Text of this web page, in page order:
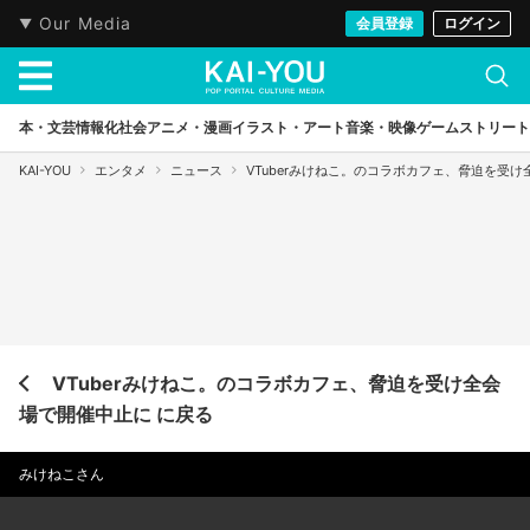
Our Media 会員登録 ログイン
本・文芸情報化社会アニメ・漫画イラスト・アート音楽・映像ゲームストリート
KAI-YOU エンタメ ニュース VTuberみけねこ。のコラボカフェ、脅迫を受け
VTuberみけねこ。のコラボカフェ、脅迫を受け全会
場で開催中止に に戻る
みけねこさん